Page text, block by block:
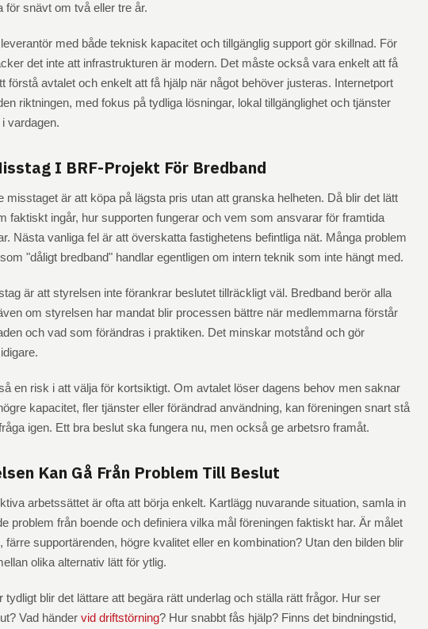
för snävt om två eller tre år.
med både teknisk kapacitet och tillgänglig support gör skillnad. För
det inte att infrastrukturen är modern. Det måste också vara enkelt att få
förstå avtalet och enkelt att få hjälp när något behöver justeras. Internetport
riktningen, med fokus på tydliga lösningar, lokal tillgänglighet och tjänster
vardagen.
I BRF-Projekt För Bredband
misstaget är att köpa på lägsta pris utan att granska helheten. Då blir det lätt
faktiskt ingår, hur supporten fungerar och vem som ansvarar för framtida
Nästa vanliga fel är att överskatta fastighetens befintliga nät. Många problem
"dåligt bredband" handlar egentligen om intern teknik som inte hängt med.
är att styrelsen inte förankrar beslutet tillräckligt väl. Bredband berör alla
om styrelsen har mandat blir processen bättre när medlemmarna förstår
och vad som förändras i praktiken. Det minskar motstånd och gör
en risk i att välja för kortsiktigt. Om avtalet löser dagens behov men saknar
kapacitet, fler tjänster eller förändrad användning, kan föreningen snart stå
igen. Ett bra beslut ska fungera nu, men också ge arbetsro framåt.
Kan Gå Från Problem Till Beslut
arbetssättet är ofta att börja enkelt. Kartlägg nuvarande situation, samla in
problem från boende och definiera vilka mål föreningen faktiskt har. Är målet
färre supportärenden, högre kvalitet eller en kombination? Utan den bilden blir
olika alternativ lätt för ytlig.
tydligt blir det lättare att begära rätt underlag och ställa rätt frågor. Hur ser
Vad händer vid driftstörning? Hur snabbt fås hjälp? Finns det bindningstid,